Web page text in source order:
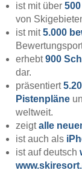
ist mit über
von
ist mit5.000
erhebt900
dar.
präsentiert
Pistenpläne
weltweit.
zeigtalle
ist auch als
ist auf deutsch